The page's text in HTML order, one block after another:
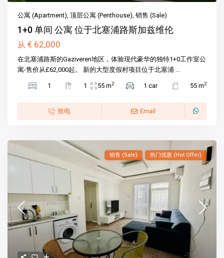
公寓 (Apartment),顶层公寓 (Penthouse),销售 (Sale)
1+0 单间 公寓 位于北塞浦路斯加兹维伦
从 € 62,000
在北塞浦路斯的Gaziveren地区，体验现代豪华的独特1+0工作室公
寓-售价从£62,000起。 新的大型度假村项目位于北塞浦 ...
1 1 55 m2 1 car 55 m2
致电 Email
销售 (Sale) 热门优惠 (Hot Offer)